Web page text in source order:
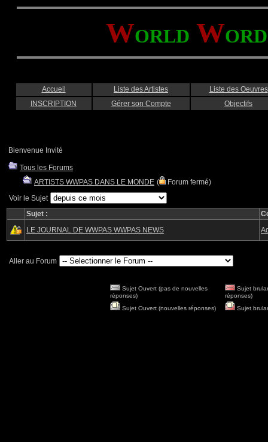
WORLD WORD
Accueil Liste des Artistes
Liste des Oeuvres
INSCRIPTION
Gérer son Compte Objectifs
Bienvenue Invité
Tous les Forums
ARTISTS WWPAS DANS LE MONDE (
Forum fermé)
Voir le Sujet
Sujet :
LE JOURNAL DE WWPAS WWPAS NEWS
Aller au Forum
Sujet Ouvert (pas de nouvelles
réponses)
Sujet
réponses)
Sujet Ouvert (nouvelles réponses)
Sujet